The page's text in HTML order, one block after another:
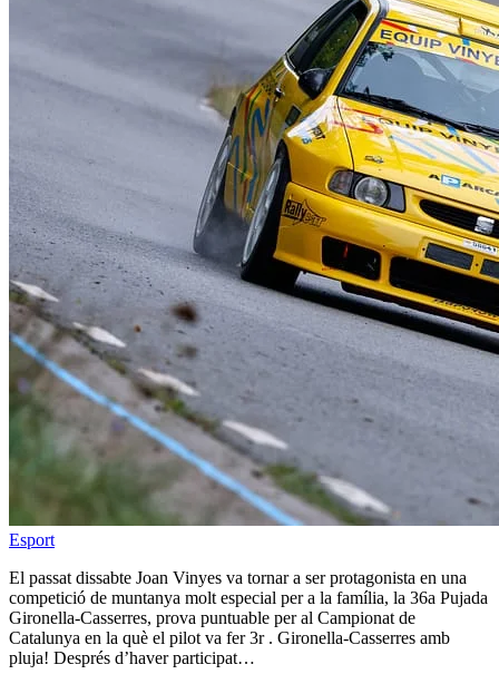
Esport
El passat dissabte Joan Vinyes va tornar a ser protagonista en una
competició de muntanya molt especial per a la família, la 36a Pujada
Gironella-Casserres, prova puntuable per al Campionat de
Catalunya en la què el pilot va fer 3r . Gironella-Casserres amb
pluja! Després d’haver participat…